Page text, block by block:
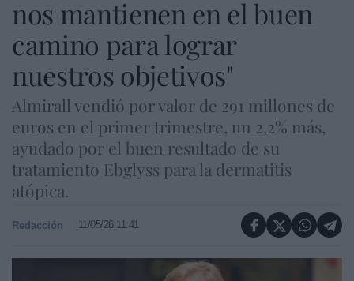
nos mantienen en el buen
camino para lograr
nuestros objetivos"
Almirall vendió por valor de 291 millones de
euros en el primer trimestre, un 2,2% más,
ayudado por el buen resultado de su
tratamiento Ebglyss para la dermatitis
atópica.
Redacción 11/05/26 11:41